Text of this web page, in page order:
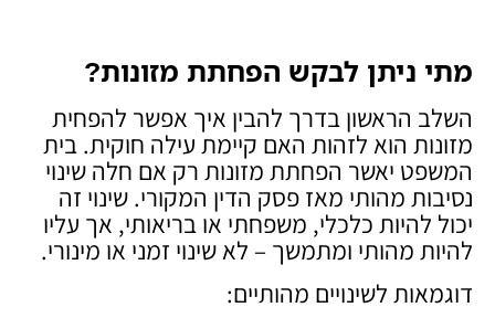
מתי ניתן לבקש הפחתת מזונות?
השלב הראשון בדרך להבין איך אפשר להפחית
מזונות הוא לזהות האם קיימת עילה חוקית. בית
המשפט יאשר הפחתת מזונות רק אם חלה שינוי
נסיבות מהותי מאז פסק הדין המקורי. שינוי זה
יכול להיות כלכלי, משפחתי או בריאותי, אך עליו
להיות מהותי ומתמשך – לא שינוי זמני או מינורי.
דוגמאות לשינויים מהותיים: